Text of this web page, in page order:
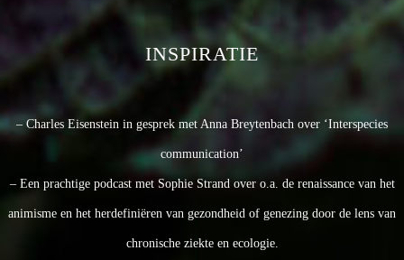
INSPIRATIE
– Charles Eisenstein in gesprek met Anna Breytenbach over ‘Interspecies
communication’
– Een prachtige podcast met Sophie Strand over o.a. de renaissance van het
animisme en het herdefiniëren van gezondheid of genezing door de lens van
chronische ziekte en ecologie.